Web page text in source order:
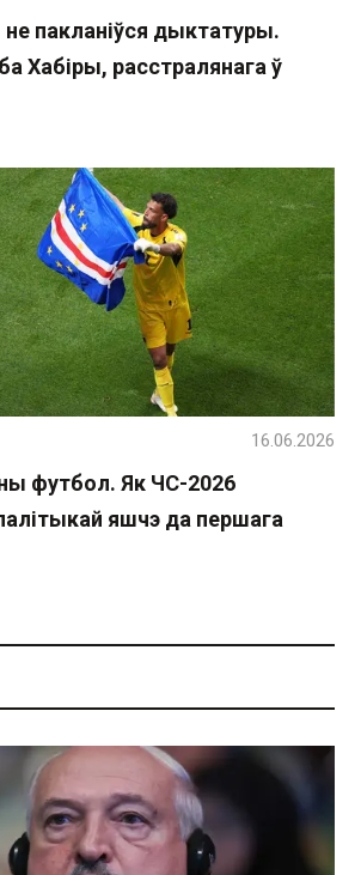
не пакланіўся дыктатуры.
Хабіры, расстралянага ў
футбол. Як ЧС-2026
яшчэ да першага
16.06.2026